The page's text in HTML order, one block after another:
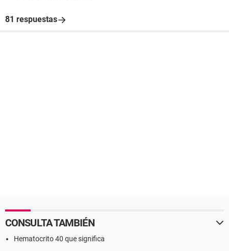
81 respuestas
CONSULTA TAMBIÉN
Hematocrito 40 que significa